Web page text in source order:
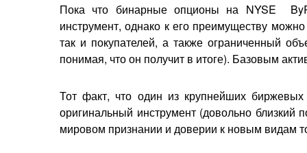
Пока что бинарные опционы на NYSE
инструмент, однако к его преимуществу
так и покупателей, а также ограниченный
понимая, что он получит в итоге). Базовым
Тот факт, что один из крупнейших
оригинальный инструмент (довольно близкий
мировом признании и доверии к новым видам